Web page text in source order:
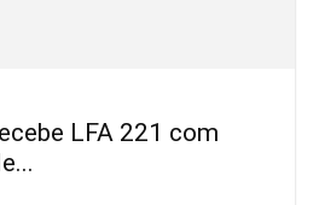
LFA 221 com